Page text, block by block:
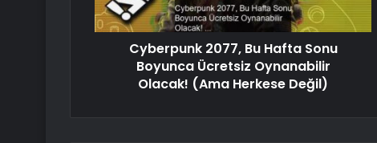
Cyberpunk 2077, Bu Hafta Sonu
Boyunca Ücretsiz Oynanabilir
Olacak! (Ama Herkese Değil)